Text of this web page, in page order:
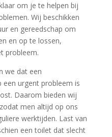
om je te helpen bij
Wij beschikken
en gereedschap om
en op te lossen,
probleem.
we dat een
urgent probleem is
Daarom bieden wij
men altijd op ons
werktijden. Last van
een toilet dat slecht